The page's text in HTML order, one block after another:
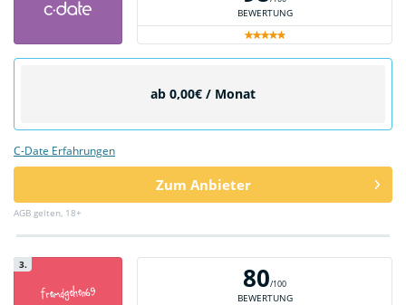
BEWERTUNG
ab 0,00€ / Monat
C-Date Erfahrungen
Zum Anbieter
AGB gelten, 18+
3. 80/100
BEWERTUNG